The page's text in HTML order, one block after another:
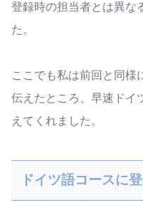
登録時の担当者とは異な
た。
ここでも私は前回と同様
伝えたところ、早速ドイ
えてくれました。
ドイツ語コースに